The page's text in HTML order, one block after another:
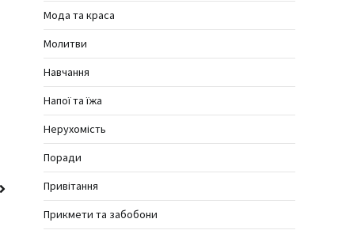
Мода та краса
Молитви
Навчання
Напої та їжа
Нерухомість
Поради
Привітання
Прикмети та забобони